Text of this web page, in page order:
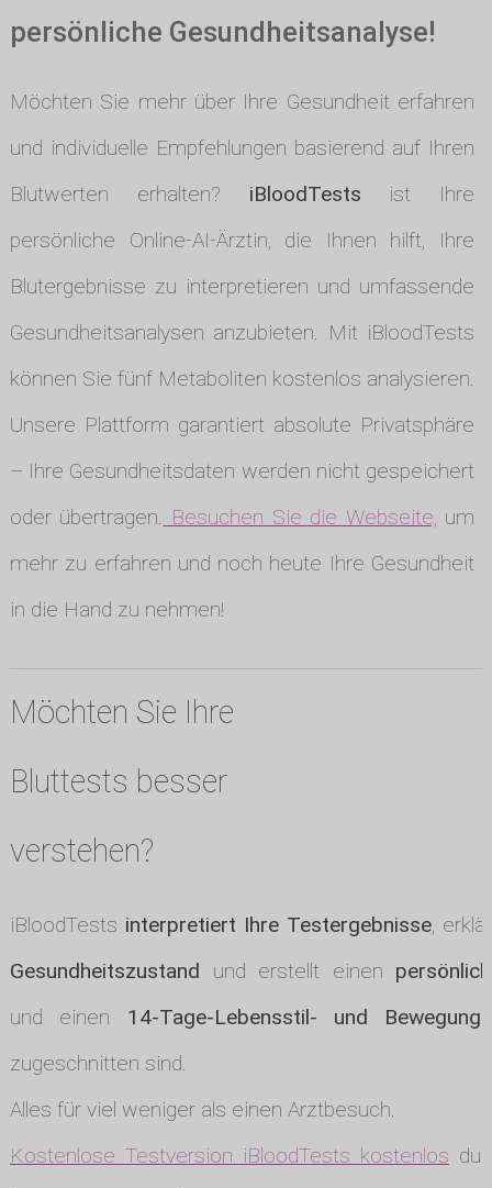
persönliche Gesundheitsanalyse!
Möchten Sie mehr über Ihre Gesundheit erfahren
und individuelle Empfehlungen basierend auf Ihren
Blutwerten erhalten? iBloodTests ist Ihre
persönliche Online-AI-Ärztin, die Ihnen hilft, Ihre
Blutergebnisse zu interpretieren und umfassende
Gesundheitsanalysen anzubieten. Mit iBloodTests
können Sie fünf Metaboliten kostenlos analysieren.
Unsere Plattform garantiert absolute Privatsphäre
– Ihre Gesundheitsdaten werden nicht gespeichert
oder übertragen. Besuchen Sie die Webseite, um
mehr zu erfahren und noch heute Ihre Gesundheit
in die Hand zu nehmen!
Möchten Sie Ihre
Bluttests besser
verstehen?
iBloodTests interpretiert Ihre Testergebnisse,
Gesundheitszustand und erstellt einen
und einen 14-Tage-Lebensstil- und
zugeschnitten sind.
Alles für viel weniger als einen Arztbesuch.
Kostenlose Testversion iBloodTests kostenlos